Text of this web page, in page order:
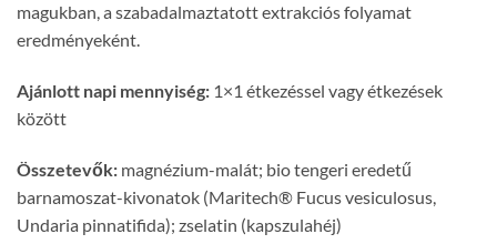
magukban, a szabadalmaztatott extrakciós folyamat
eredményeként.
Ajánlott napi mennyiség: 1×1 étkezéssel vagy étkezések
között
Összetevők: magnézium-malát; bio tengeri eredetű
barnamoszat-kivonatok (Maritech® Fucus vesiculosus,
Undaria pinnatifida); zselatin (kapszulahéj)